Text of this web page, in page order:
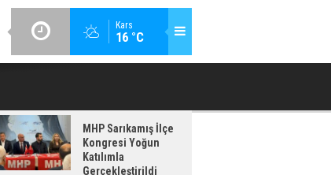
Kars
16 °C
GSB SPOR OKULLARI'NDA FUTBOL ANTRENMANLARI SÜRÜYOR
MHP Sarıkamış İlçe
Kongresi Yoğun
Katılımla
Gerçekleştirildi